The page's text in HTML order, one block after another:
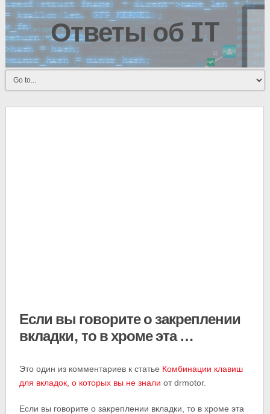
Ответы об IT
Если вы говорите о закреплении
вкладки, то в хроме эта …
Это один из комментариев к статье Комбинации клавиш
для вкладок, о которых вы не знали от drmotor.
Если вы говорите о закреплении вкладки, то в хроме эта